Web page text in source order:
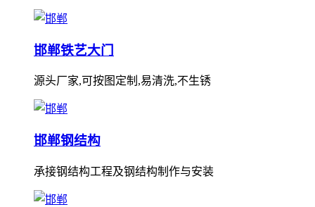
邯郸铁艺大门
源头厂家,可按图定制,易清洗,不生锈
邯郸钢结构
承接钢结构工程及钢结构制作与安装